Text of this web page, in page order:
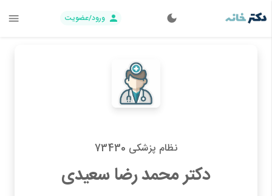
ورود/عضویت
نظام پزشکی 73430
دکتر محمد رضا سعیدی